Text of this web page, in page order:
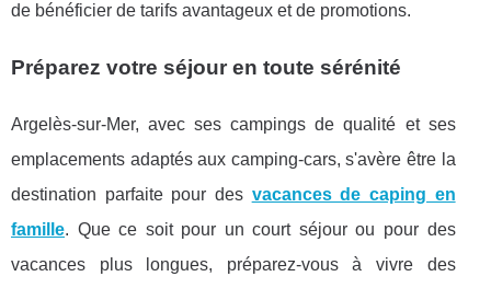
de bénéficier de tarifs avantageux et de promotions.
Préparez votre séjour en toute sérénité
Argelès-sur-Mer, avec ses campings de qualité et ses
emplacements adaptés aux camping-cars, s'avère être la
destination parfaite pour des vacances de caping en
famille. Que ce soit pour un court séjour ou pour des
vacances plus longues, préparez-vous à vivre des